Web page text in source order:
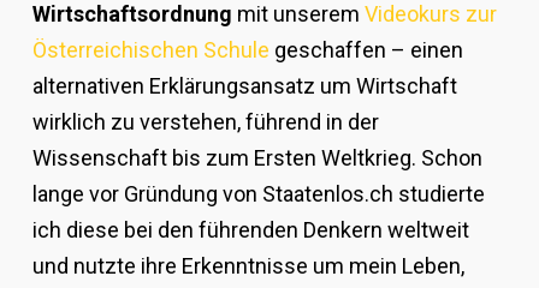
Wirtschaftsordnung mit unserem Videokurs zur
Österreichischen Schule geschaffen – einen
alternativen Erklärungsansatz um Wirtschaft
wirklich zu verstehen, führend in der
Wissenschaft bis zum Ersten Weltkrieg. Schon
lange vor Gründung von Staatenlos.ch studierte
ich diese bei den führenden Denkern weltweit
und nutzte ihre Erkenntnisse um mein Leben,